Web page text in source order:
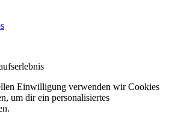
Einwilligung verwenden wir Cookies
um dir ein personalisiertes